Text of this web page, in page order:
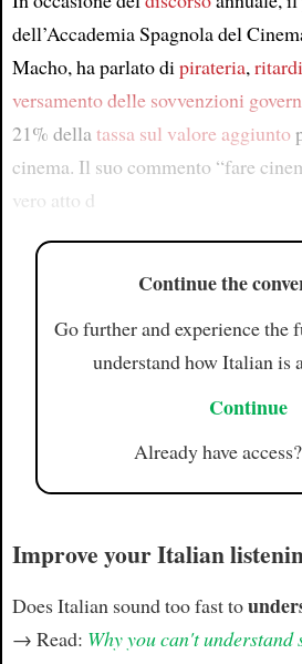
dell’Accademia Spagnola del
Macho, ha parlato dipirateria,
versamento delle sovvenzioni
21% dellatassa sul valore aggiunto
cinema. Il suo commento “fare
vero atto d
Continue the
Go further and experience
understand how Italian is
Continue
Already have access?
Improve your Italian
Does Italian sound too fast to
→ Read: Why you can't understand